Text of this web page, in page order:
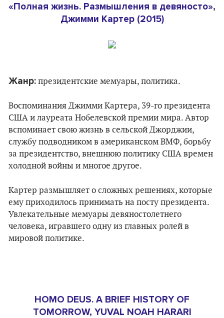
«Полная жизнь. Размышления в девяносто»,
Джимми Картер (2015)
Жанр: президентские мемуары, политика.
Воспоминания Джимми Картера, 39-го президента
США и лауреата Нобелевской премии мира. Автор
вспоминает свою жизнь в сельской Джорджии,
службу подводником в американском ВМФ, борьбу
за президентство, внешнюю политику США времен
холодной войны и многое другое.
Картер размышляет о сложных решениях, которые
ему приходилось принимать на посту президента.
Увлекательные мемуары девяностолетнего
человека, игравшего одну из главных ролей в
мировой политике.
HOMO DEUS. A BRIEF HISTORY OF
TOMORROW, YUVAL NOAH HARARI